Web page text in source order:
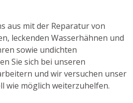
aus mit der Reparatur von
leckenden Wasserhähnen und
sowie undichten
Sie sich bei unseren
und wir versuchen unser
wie möglich weiterzuhelfen.